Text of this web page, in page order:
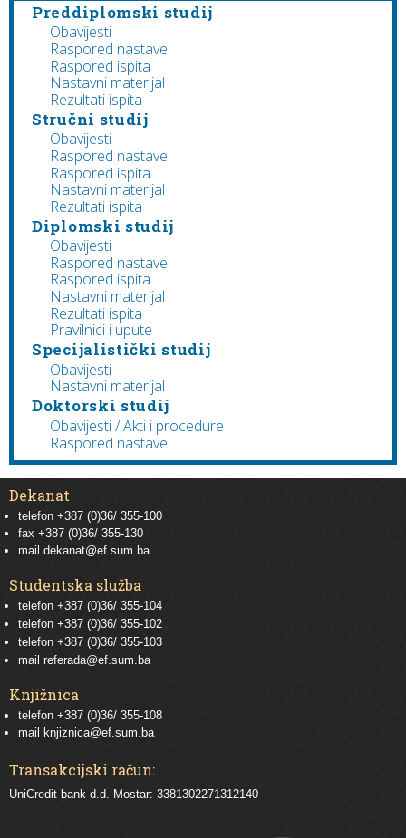
Preddiplomski studij
Obavijesti
Raspored nastave
Raspored ispita
Nastavni materijal
Rezultati ispita
Stručni studij
Obavijesti
Raspored nastave
Raspored ispita
Nastavni materijal
Rezultati ispita
Diplomski studij
Obavijesti
Raspored nastave
Raspored ispita
Nastavni materijal
Rezultati ispita
Pravilnici i upute
Specijalistički studij
Obavijesti
Nastavni materijal
Doktorski studij
Obavijesti / Akti i procedure
Raspored nastave
Dekanat
telefon +387 (0)36/ 355-100
fax +387 (0)36/ 355-130
mail dekanat@ef.sum.ba
Studentska služba
telefon +387 (0)36/ 355-104
telefon +387 (0)36/ 355-102
telefon +387 (0)36/ 355-103
mail referada@ef.sum.ba
Knjižnica
telefon +387 (0)36/ 355-108
mail knjiznica@ef.sum.ba
Transakcijski račun:
UniCredit bank d.d. Mostar: 3381302271312140